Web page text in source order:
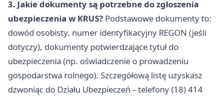
3. Jakie dokumenty są potrzebne do zgłoszenia
ubezpieczenia w KRUS? Podstawowe dokumenty to:
dowód osobisty, numer identyfikacyjny REGON (jeśli
dotyczy), dokumenty potwierdzające tytuł do
ubezpieczenia (np. oświadczenie o prowadzeniu
gospodarstwa rolnego). Szczegółową listę uzyskasz
dzwoniąc do Działu Ubezpieczeń – telefony (18) 414